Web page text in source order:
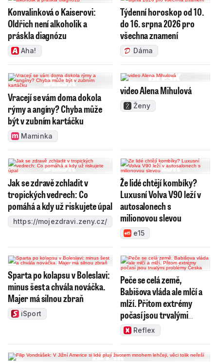
Konvalinková o Kaiserovi:
Oldřich není alkoholik a
práskla diagnózu
Aha!
Týdenní horoskop od 10.
do 16. srpna 2026 pro
všechna znamení
Dáma
Vracejí se vám doma dokola
rýmy a angíny? Chyba může
být v zubním kartáčku
Maminka
video Alena Mihulová
Ženy
Jak se zdravě zchladit v
tropických vedrech: Co
pomáhá a kdy už riskujete úpal
https://mojezdravi.zeny.cz/
Že lidé chtějí kombíky?
Luxusní Volva V90 leží v
autosalonech s
milionovou slevou
e15
Sparta po kolapsu v Boleslavi:
minus šest a chvála nováčka.
Majer má silnou zbraň
iSport
Peče se celá země,
Babišova vláda ale mlčí a
mlží. Přitom extrémy
počasí jsou trvalými
problémy Česka
Reflex